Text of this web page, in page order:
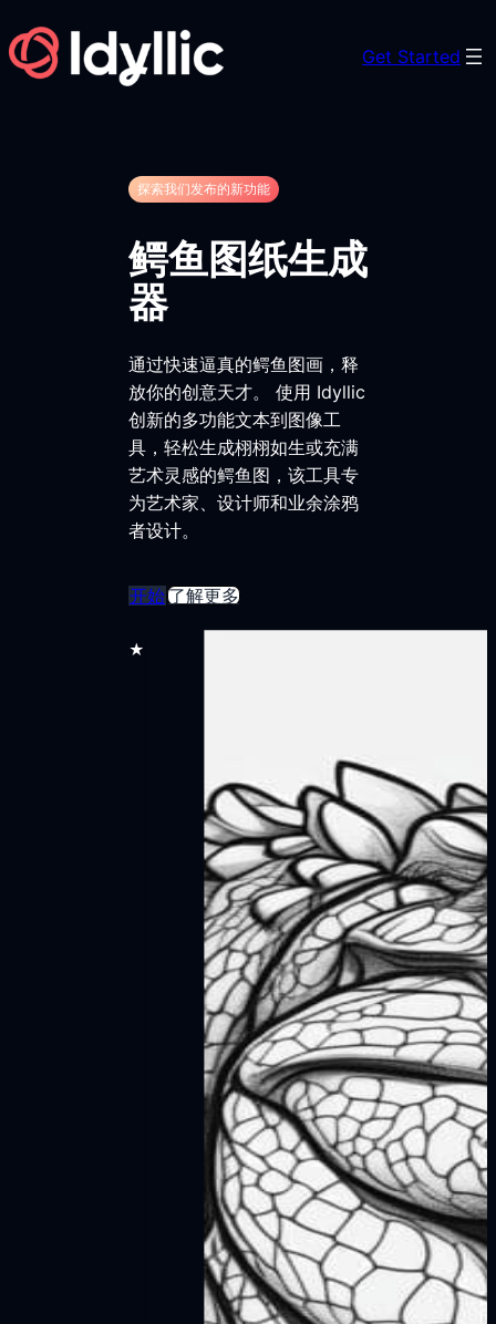
Skip
to
content
Get Started
探索我们发布的新功能
鳄鱼图纸生成
器
通过快速逼真的鳄鱼图画，释
放你的创意天才。 使用 Idyllic
创新的多功能文本到图像工
具，轻松生成栩栩如生或充满
艺术灵感的鳄鱼图，该工具专
为艺术家、设计师和业余涂鸦
者设计。
开始了解更多
★★★★★